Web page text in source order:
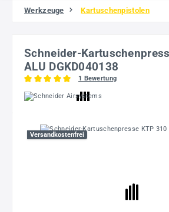
Werkzeuge Kartuschenpistolen
Schneider-
ALU DGKD040138
Durchschnittliche Bewertung von 5
1 Bewertung
Bildergalerie überspringen
Versandkostenfrei